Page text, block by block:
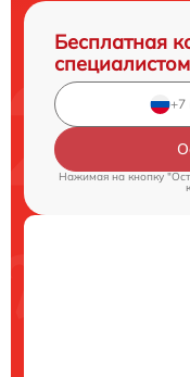
Бесплатная
специалистом
Нажимая на кнопку